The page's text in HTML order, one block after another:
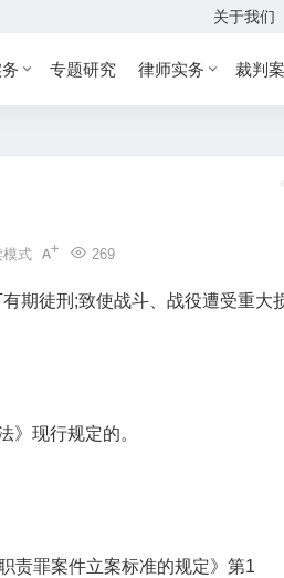
关于我们
专题研究 律师实务 裁判
269
模式
期徒刑;致使战斗、战役遭受重大
现行规定的。
责罪案件立案标准的规定》第1